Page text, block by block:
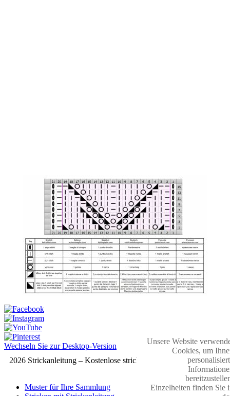
Wechseln Sie zur Desktop-Version
2026 Strickanleitung – Kostenlose strickmuster
Muster für Ihre Sammlung
Unsere Website
Cookies, um
Einzelheiten finden Sie